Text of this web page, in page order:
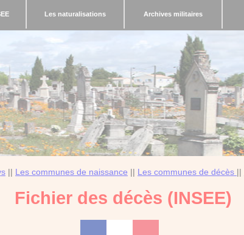
Les naturalisations Archives militaires
|| Les communes de naissance || Les communes de décès ||
Fichier des décès (INSEE)